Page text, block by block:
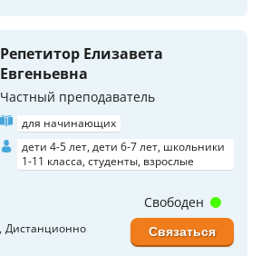
Репетитор Елизавета
Евгеньевна
Частный преподаватель
для начинающих
дети 4-5 лет, дети 6-7 лет, школьники
1-11 класса, студенты, взрослые
Дистанционно
Свободен
Связаться